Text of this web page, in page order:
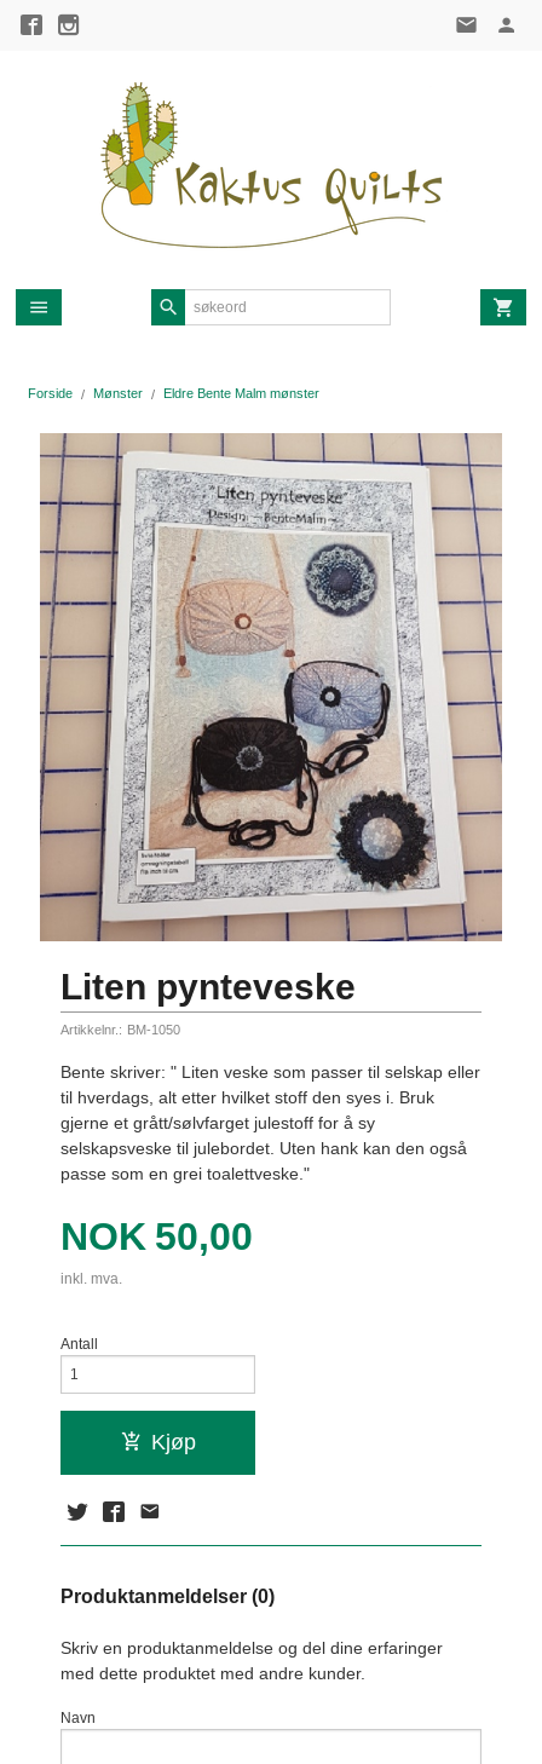
Gå
Forside Mønster Eldre Bente Malm mønster
Liten pynteveske
Artikkelnr.: BM-1050
Bente skriver: " Liten veske som passer til selskap eller
til hverdags, alt etter hvilket stoff den syes i. Bruk
gjerne et grått/sølvfarget julestoff for å sy
selskapsveske til julebordet. Uten hank kan den også
passe som en grei toalettveske."
Pris
NOK 50,00
inkl. mva.
Antall
Kjøp
Produktanmeldelser (0)
Skriv en produktanmeldelse og del dine erfaringer
med dette produktet med andre kunder.
Navn